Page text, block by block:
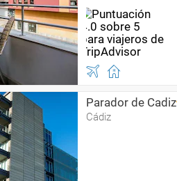
Parador de Cadiz
Cádiz